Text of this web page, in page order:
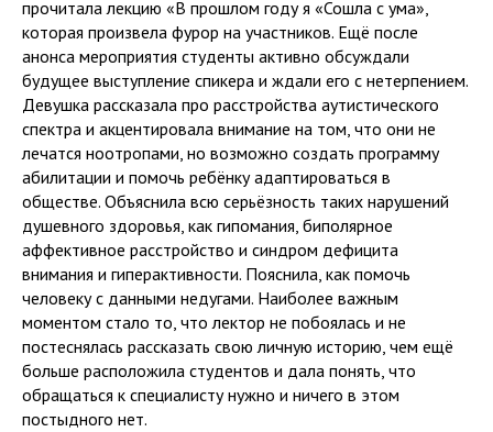
прочитала лекцию «В прошлом году я «Сошла с ума»,
которая произвела фурор на участников. Ещё после
анонса мероприятия студенты активно обсуждали
будущее выступление спикера и ждали его с нетерпением.
Девушка рассказала про расстройства аутистического
спектра и акцентировала внимание на том, что они не
лечатся ноотропами, но возможно создать программу
абилитации и помочь ребёнку адаптироваться в
обществе. Объяснила всю серьёзность таких нарушений
душевного здоровья, как гипомания, биполярное
аффективное расстройство и синдром дефицита
внимания и гиперактивности. Пояснила, как помочь
человеку с данными недугами. Наиболее важным
моментом стало то, что лектор не побоялась и не
постеснялась рассказать свою личную историю, чем ещё
больше расположила студентов и дала понять, что
обращаться к специалисту нужно и ничего в этом
постыдного нет.